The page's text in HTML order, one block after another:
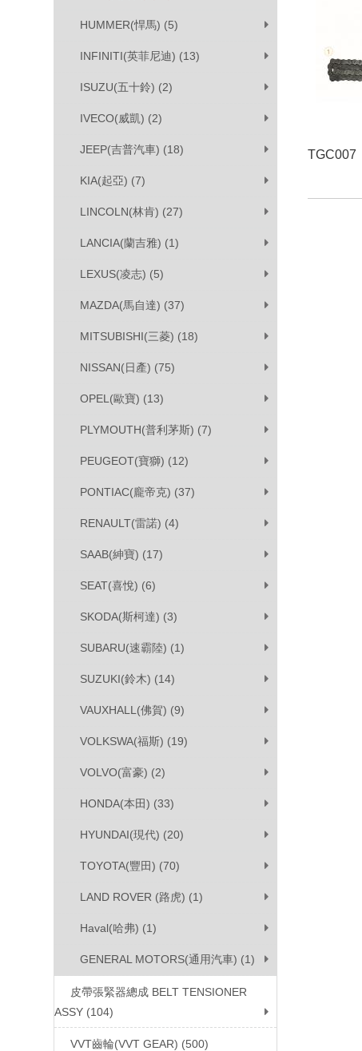
HUMMER(悍馬) (5)
INFINITI(英菲尼迪) (13)
ISUZU(五十鈴) (2)
IVECO(威凱) (2)
JEEP(吉普汽車) (18)
KIA(起亞) (7)
LINCOLN(林肯) (27)
LANCIA(蘭吉雅) (1)
LEXUS(凌志) (5)
MAZDA(馬自達) (37)
MITSUBISHI(三菱) (18)
NISSAN(日產) (75)
OPEL(歐寶) (13)
PLYMOUTH(普利茅斯) (7)
PEUGEOT(寶獅) (12)
PONTIAC(龐帝克) (37)
RENAULT(雷諾) (4)
SAAB(紳寶) (17)
SEAT(喜悅) (6)
SKODA(斯柯達) (3)
SUBARU(速霸陸) (1)
SUZUKI(鈴木) (14)
VAUXHALL(佛賀) (9)
VOLKSWA(福斯) (19)
VOLVO(富豪) (2)
HONDA(本田) (33)
HYUNDAI(現代) (20)
TOYOTA(豐田) (70)
LAND ROVER (路虎) (1)
Haval(哈弗) (1)
GENERAL MOTORS(通用汽車) (1)
皮帶張緊器總成 BELT TENSIONER
ASSY (104)
VVT齒輪(VVT GEAR) (500)
TGC007